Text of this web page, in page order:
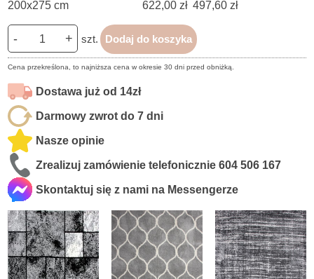
200x275 cm 622,00 zł 497,60 zł
- + szt. Dodaj do koszyka
Cena przekreślona, to najniższa cena w okresie 30 dni przed obniżką.
Dostawa już od 14zł
Darmowy zwrot do 7 dni
Nasze opinie
Zrealizuj zamówienie telefonicznie604 506 167
Skontaktuj się z nami na Messengerze